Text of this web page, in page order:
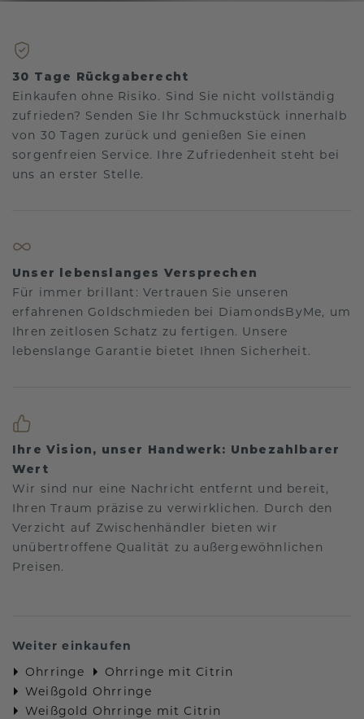
30 Tage Rückgaberecht
Einkaufen ohne Risiko. Sind Sie nicht vollständig
zufrieden? Senden Sie Ihr Schmuckstück innerhalb
von 30 Tagen zurück und genießen Sie einen
sorgenfreien Service. Ihre Zufriedenheit steht bei
uns an erster Stelle.
Unser lebenslanges Versprechen
Für immer brillant: Vertrauen Sie unseren
erfahrenen Goldschmieden bei DiamondsByMe, um
Ihren zeitlosen Schatz zu fertigen. Unsere
lebenslange Garantie bietet Ihnen Sicherheit.
Ihre Vision, unser Handwerk: Unbezahlbarer
Wert
Wir sind nur eine Nachricht entfernt und bereit,
Ihren Traum präzise zu verwirklichen. Durch den
Verzicht auf Zwischenhändler bieten wir
unübertroffene Qualität zu außergewöhnlichen
Preisen.
Weiter einkaufen
Ohrringe
Ohrringe mit Citrin
Weißgold Ohrringe
Weißgold Ohrringe mit Citrin